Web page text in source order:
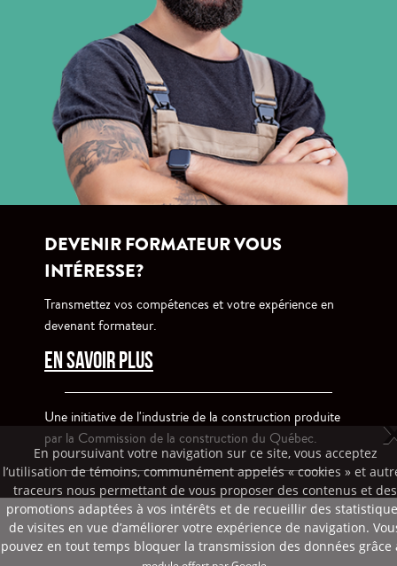
DEVENIR FORMATEUR VOUS
INTÉRESSE?
Transmettez vos compétences et votre expérience en
devenant formateur.
EN SAVOIR PLUS
Une initiative de l'industrie de la construction produite
par la Commission de la construction du Québec.
En poursuivant votre navigation sur ce site, vous acceptez
l’utilisation de témoins, communément appelés « cookies » et
traceurs nous permettant de vous proposer des contenus et des
promotions adaptées à vos intérêts et de recueillir des
de visites en vue d’améliorer votre expérience de navigation.
pouvez en tout temps bloquer la transmission des données grâce